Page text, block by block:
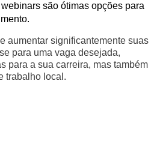
são ótimas opções para
aumentar significantemente suas
para uma vaga desejada,
para a sua carreira, mas também
trabalho local.